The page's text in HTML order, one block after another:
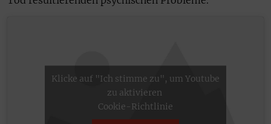
Klicke auf "Ich stimme zu", um Youtube
zu aktivieren
Cookie-Richtlinie